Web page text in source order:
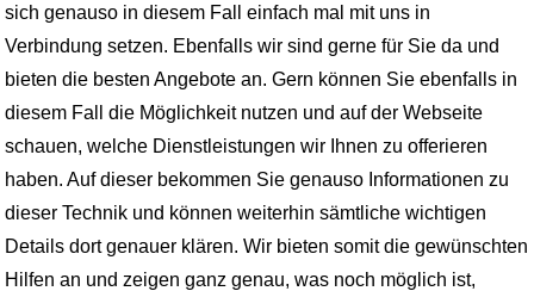
sich genauso in diesem Fall einfach mal mit uns in
Verbindung setzen. Ebenfalls wir sind gerne für Sie da und
bieten die besten Angebote an. Gern können Sie ebenfalls in
diesem Fall die Möglichkeit nutzen und auf der Webseite
schauen, welche Dienstleistungen wir Ihnen zu offerieren
haben. Auf dieser bekommen Sie genauso Informationen zu
dieser Technik und können weiterhin sämtliche wichtigen
Details dort genauer klären. Wir bieten somit die gewünschten
Hilfen an und zeigen ganz genau, was noch möglich ist,